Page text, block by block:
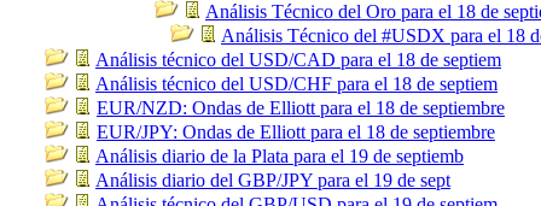
Análisis Técnico del Oro para el 18 de
Análisis Técnico del #USDX para el 18
Análisis técnico del USD/CAD para el 18 de septiem
Análisis técnico del USD/CHF para el 18 de septiem
EUR/NZD: Ondas de Elliott para el 18 de septiembre
EUR/JPY: Ondas de Elliott para el 18 de septiembre
Análisis diario de la Plata para el 19 de septiemb
Análisis diario del GBP/JPY para el 19 de sept